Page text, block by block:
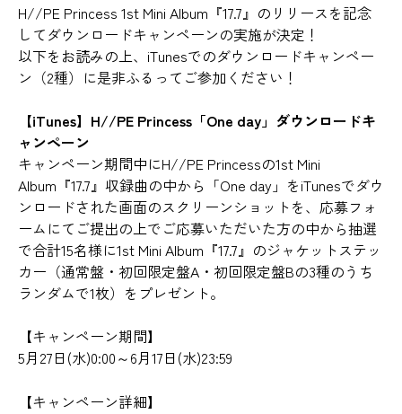
H//PE Princess 1st Mini Album『17.7』のリリースを記念
してダウンロードキャンペーンの実施が決定！
以下をお読みの上、iTunesでのダウンロードキャンペー
ン（2種）に是非ふるってご参加ください！
【iTunes】H//PE Princess「One day」ダウンロードキ
ャンペーン
キャンペーン期間中にH//PE Princessの1st Mini
Album『17.7』収録曲の中から「One day」をiTunesでダウ
ンロードされた画面のスクリーンショットを、応募フォ
ームにてご提出の上でご応募いただいた方の中から抽選
で合計15名様に1st Mini Album『17.7』のジャケットステッ
カー（通常盤・初回限定盤A・初回限定盤Bの3種のうち
ランダムで1枚）をプレゼント。
【キャンペーン期間】
5月27日(水)0:00～6月17日(水)23:59
【キャンペーン詳細】